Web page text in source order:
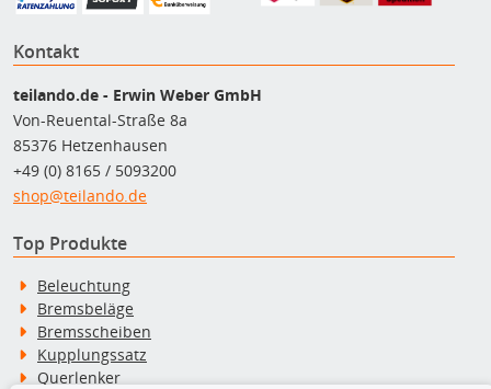
Kontakt
teilando.de - Erwin Weber GmbH
Von-Reuental-Straße 8a
85376 Hetzenhausen
+49 (0) 8165 / 5093200
shop@teilando.de
Top Produkte
Beleuchtung
Bremsbeläge
Bremsscheiben
Kupplungssatz
Querlenker